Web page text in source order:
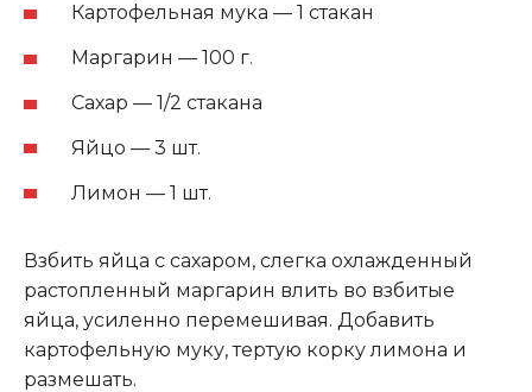
Картофельная мука — 1 стакан
Маргарин — 100 г.
Сахар — 1/2 стакана
Яйцо — 3 шт.
Лимон — 1 шт.
Взбить яйца с сахаром, слегка охлажденный
растопленный маргарин влить во взбитые
яйца, усиленно перемешивая. Добавить
картофельную муку, тертую корку лимона и
размешать.